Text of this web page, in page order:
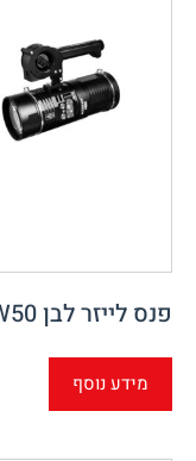
פנס לייזר לבן W50
מידע נוסף